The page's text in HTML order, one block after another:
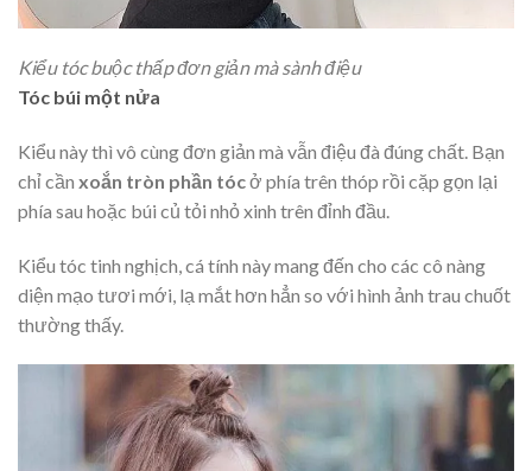
Kiểu tóc buộc thấp đơn giản mà sành điệu
Tóc búi một nửa
Kiểu này thì vô cùng đơn giản mà vẫn điệu đà đúng chất. Bạn
chỉ cần xoắn tròn phần tócở phía trên thóp rồi cặp gọn lại
phía sau hoặc búi củ tỏi nhỏ xinh trên đỉnh đầu.
Kiểu tóc tinh nghịch, cá tính này mang đến cho các cô nàng
diện mạo tươi mới, lạ mắt hơn hẳn so với hình ảnh trau chuốt
thường thấy.